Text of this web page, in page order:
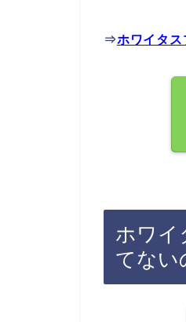
⇒ホワイタス
ホワイ
てない